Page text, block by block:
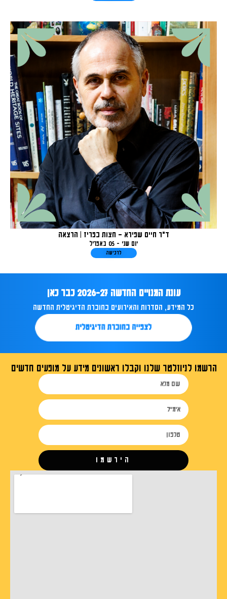
ד"ר חיים שפירא – חצות בפריז | הרצאה
יום שני - 05 באפריל
לרכישה
עונת המנויים החדשה 2026-27 כבר כאן
כל המידע, הסדרות והאירועים בחוברת הדיגיטלית החדשה
לצפייה בחוברת הדיגיטלית
הרשמו לניוזלטר שלנו וקבלו ראשונים מידע על מופעים חדשים
הירשמו